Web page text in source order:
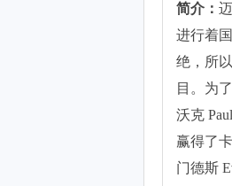
简介：
进行着
绝，所
目。为
沃克
赢得了
门德斯